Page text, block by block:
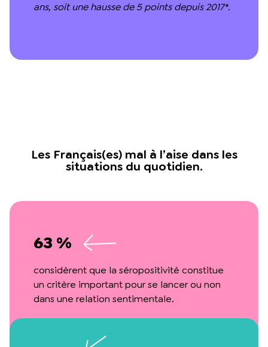
ans, soit une hausse de 5 points depuis 2017*.
Les Français(es) mal à l’aise dans les
situations du quotidien.
63 %
considèrent que la séropositivité constitue
un critère important pour se lancer ou non
dans une relation sentimentale.